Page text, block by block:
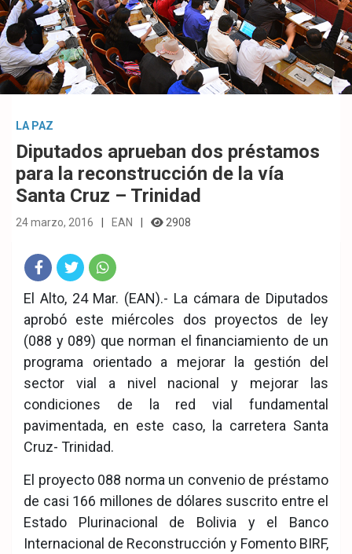
LA PAZ
Diputados aprueban dos préstamos
para la reconstrucción de la vía
Santa Cruz – Trinidad
24 marzo, 2016 EAN 2908
Fac
eb
ook
Twit
ter
Wha
tsA
pp
El Alto, 24 Mar. (EAN).- La cámara de Diputados
aprobó este miércoles dos proyectos de ley
(088 y 089) que norman el financiamiento de un
programa orientado a mejorar la gestión del
sector vial a nivel nacional y mejorar las
condiciones de la red vial fundamental
pavimentada, en este caso, la carretera Santa
Cruz- Trinidad.
El proyecto 088 norma un convenio de préstamo
de casi 166 millones de dólares suscrito entre el
Estado Plurinacional de Bolivia y el Banco
Internacional de Reconstrucción y Fomento BIRF,